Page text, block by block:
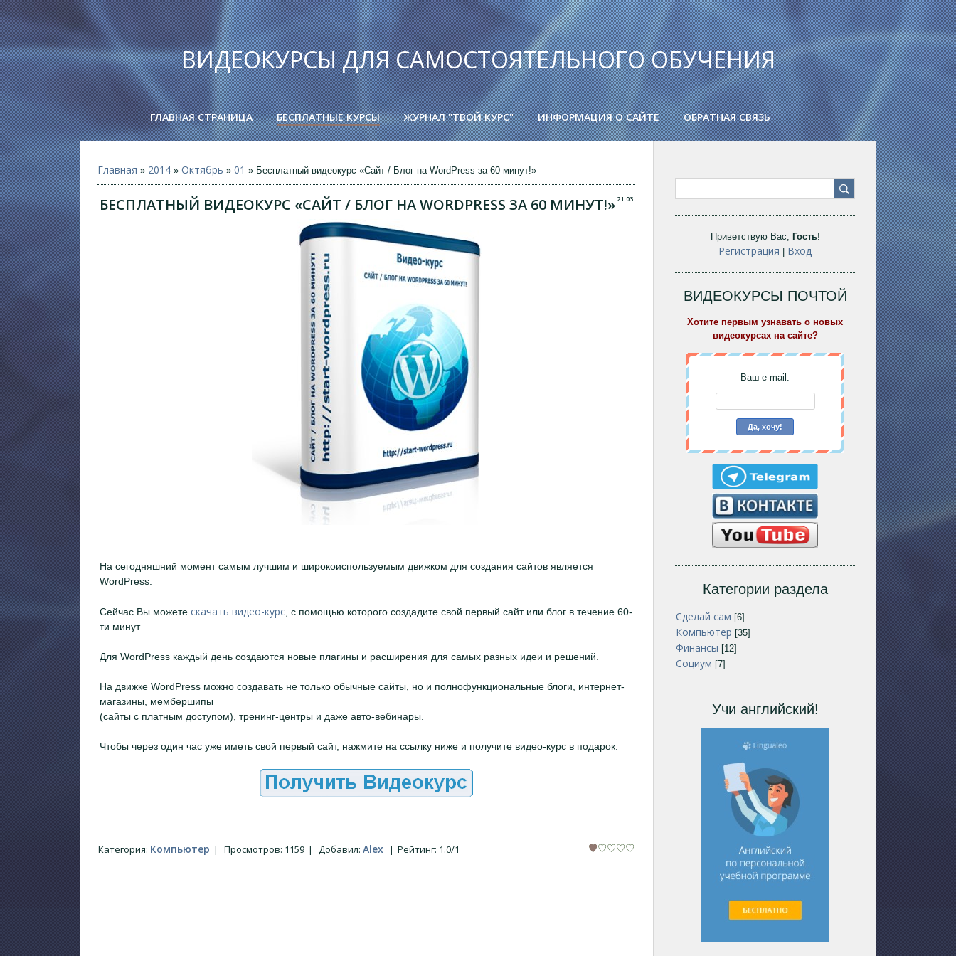
ВИДЕОКУРСЫ ДЛЯ САМОСТОЯТЕЛЬНОГО ОБУЧЕНИЯ
ГЛАВНАЯ СТРАНИЦА БЕСПЛАТНЫЕ КУРСЫ ЖУРНАЛ "ТВОЙ КУРС" ИНФОРМАЦИЯ О САЙТЕ ОБРАТНАЯ СВЯЗЬ
Главная » 2014 » Октябрь » 01 » Бесплатный видеокурс «Сайт / Блог на WordPress за 60 минут!»
21:03
БЕСПЛАТНЫЙ ВИДЕОКУРС «САЙТ / БЛОГ НА WORDPRESS ЗА 60 МИНУТ!»
На сегодняшний момент самым лучшим и широкоиспользуемым движком для создания сайтов является
WordPress.
Сейчас Вы можете скачать видео-курс , с помощью которого создадите свой первый сайт или блог в течение 60-
ти минут.
Для WordPress каждый день создаются новые плагины и расширения для самых разных идеи и решений.
На движке WordPress можно создавать не только обычные сайты, но и полнофункциональные блоги, интернет-
магазины, мембершипы
(сайты с платным доступом), тренинг-центры и даже авто-вебинары.
Чтобы через один час уже иметь свой первый сайт, нажмите на ссылку ниже и получите видео-курс в подарок:
Категория: Компьютер | Просмотров: 1159 | Добавил: Alex | Рейтинг: 1.0/1
Приветствую Вас, Гость!
Регистрация Вход
ВИДЕОКУРСЫ ПОЧТОЙ
Хотите первым узнавать о новых
видеокурсах на сайте?
Ваш e-mail:
Категории раздела
Сделай сам [6]
Компьютер [35]
Финансы [12]
Социум [7]
Учи английский!